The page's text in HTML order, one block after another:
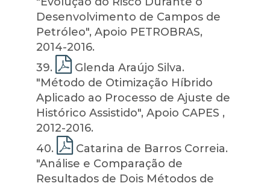
Desenvolvimento de Campos de
Petróleo", Apoio PETROBRAS,
2014-2016.
39.
Glenda Araújo Silva.
"Método de Otimização Híbrido
Aplicado ao Processo de Ajuste de
Histórico Assistido", Apoio CAPES ,
2012-2016.
40.
Catarina de Barros Correia.
"Análise e Comparação de
Resultados de Dois Métodos de